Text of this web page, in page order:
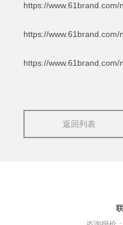
https://www.61brand.com/
https://www.61brand.com/
https://www.61brand.com/
返回列表